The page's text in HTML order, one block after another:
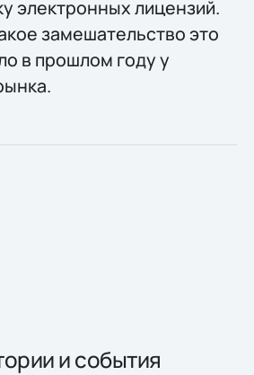
электронных лицензий.
замешательство это
в прошлом году у
и события